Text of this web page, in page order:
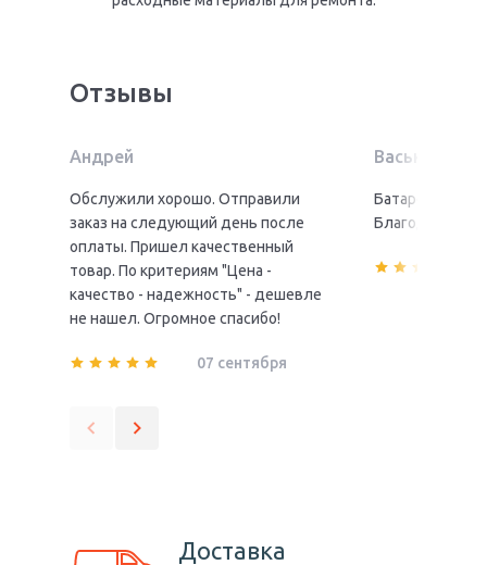
Отзывы
Андрей
Обслужили хорошо. Отправили
заказ на следующий день после
оплаты. Пришел качественный
товар. По критериям "Цена -
качество - надежность" - дешевле
не нашел. Огромное спасибо!
07 сентября
Васька
Батарея
Благодарю!
Доставка